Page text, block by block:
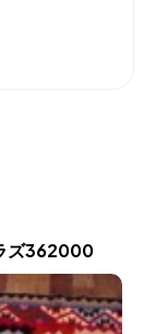
ズ362000